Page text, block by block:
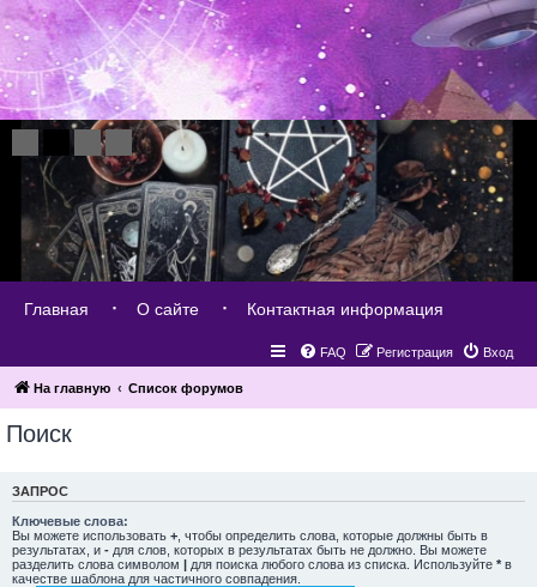
Главная О сайте Контактная информация
Вход
Регистрация
FAQ
На главную Список форумов
Поиск
ЗАПРОС
Ключевые слова:
Вы можете использовать + , чтобы определить слова, которые должны быть в
результатах, и - для слов, которых в результатах быть не должно. Вы можете
разделить слова символом | для поиска любого слова из списка. Используйте * в
качестве шаблона для частичного совпадения.